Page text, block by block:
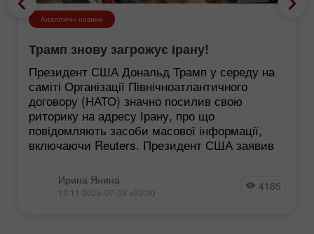
Аналітичні новини
Трамп знову загрожує Ірану!
Президент США Дональд Трамп у середу на
саміті Організації Північноатлантичного
договору (НАТО) значно посилив свою
риторику на адресу Ірану, про що
повідомляють засоби масової інформації,
включаючи Reuters. Президент США заявив
Ирина Янина
12:11 2026-07-09 +02:00 4185